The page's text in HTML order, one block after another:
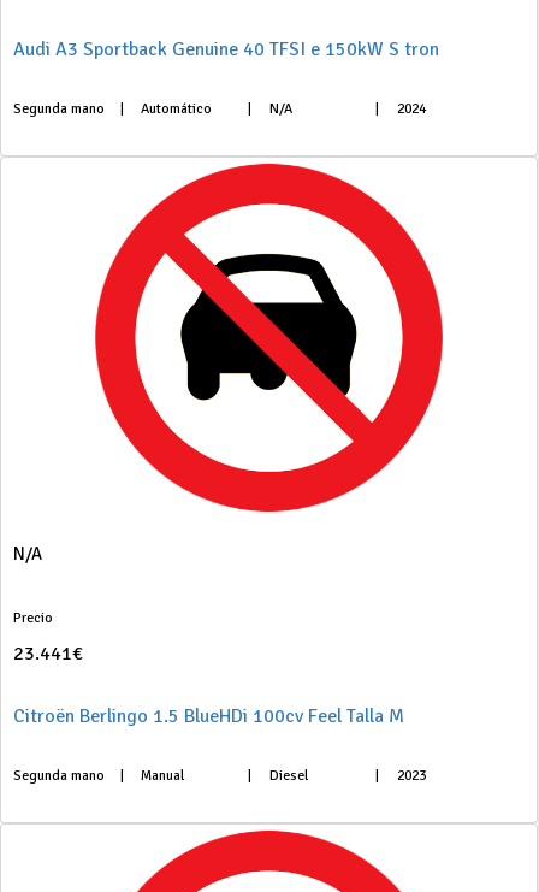
Audi A3 Sportback Genuine 40 TFSI e 150kW S tron
Segunda mano Automático N/A 2024
N/A
Precio
23.441€
Citroën Berlingo 1.5 BlueHDi 100cv Feel Talla M
Segunda mano Manual Diesel 2023